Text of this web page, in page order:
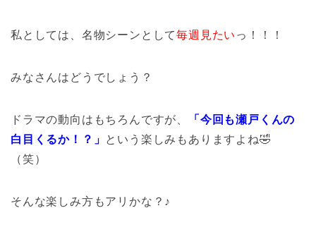
私としては、名物シーンとして毎週見たい っ！！！
みなさんはどうでしょう？
ドラマの動向はもちろんですが、
「今回も瀬戸くんの
白目くるか！？」 という楽しみもありますよね🤣
（笑）
そんな楽しみ方もアリかな？♪